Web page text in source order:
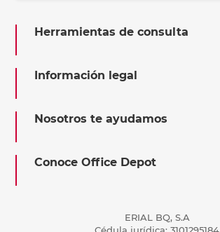
Herramientas de consulta
Información legal
Nosotros te ayudamos
Conoce Office Depot
ERIAL BQ, S.A